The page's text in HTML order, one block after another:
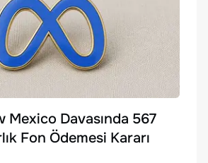
Mexico Davasında 567
Fon Ödemesi Kararı